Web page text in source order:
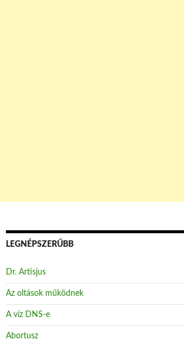
LEGNÉPSZERŰBB
Dr. Artisjus
Az oltások működnek
A víz DNS-e
Abortusz